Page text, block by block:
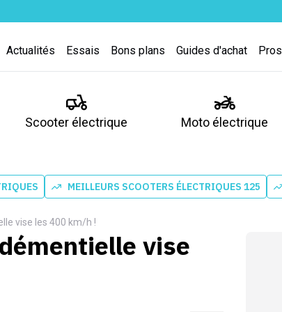
Actualités Essais Bons plans Guides d'achat Pros
Scooter électrique Moto électrique
MEILLEURS SCOOTERS ÉLECTRIQUES 125
vise les 400 km/h !
vise